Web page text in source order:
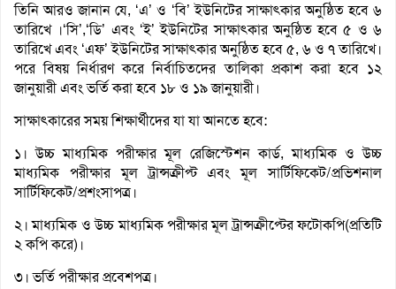
তিনি আরও জানান যে, ‘এ’ ও ‘বি’ ইউনিটের সাক্ষাৎকার অনুষ্ঠিত হবে ৬
তারিখে ।‘সি’,‘ডি’ এবং ‘ই’ ইউনিটের সাক্ষাৎকার অনুষ্ঠিত হবে ৫ ও ৬
তারিখে এবং ‘এফ’ ইউনিটের সাক্ষাৎকার অনুষ্ঠিত হবে ৫, ৬ ও ৭ তারিখে।
পরে বিষয় নির্ধারণ করে নির্বাচিতদের তালিকা প্রকাশ করা হবে ১২
জানুয়ারী এবং ভর্তি করা হবে ১৮ ও ১৯ জানুয়ারী।
সাক্ষাৎকারের সময় শিক্ষার্থীদের যা যা আনতে হবে:
১। উচ্চ মাধ্যমিক পরীক্ষার মূল রেজিস্টেশন কার্ড, মাধ্যমিক ও উচ্চ
মাধ্যমিক পরীক্ষার মূল ট্রান্সক্রীপ্ট এবং মূল সার্টিফিকেট/প্রভিশনাল
সার্টিফিকেট/প্রশংসাপত্র।
২। মাধ্যমিক ও উচ্চ মাধ্যমিক পরীক্ষার মূল ট্রান্সক্রীপ্টের ফটোকপি(প্রতিটি
২ কপি করে)।
৩। ভর্তি পরীক্ষার প্রবেশপত্র।